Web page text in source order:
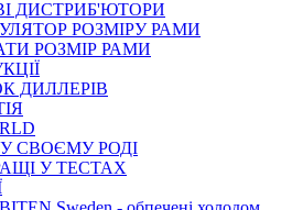
ДИСТРИБ'ЮТОРИ
РОЗМIРУ РАМИ
РОЗМІР РАМИ
ДИЛЛЕРІВ
СВОЄМУ РОДI
У ТЕСТАХ